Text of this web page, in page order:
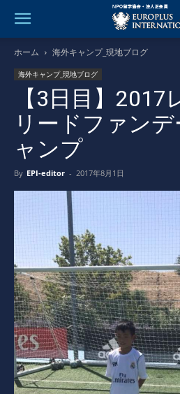
ホーム 海外キャンプ_現地ブログ
海外キャンプ_現地ブログ
【3日目】2017
リードファン
ャンプ
By EPI-editor - 2017年8月1日